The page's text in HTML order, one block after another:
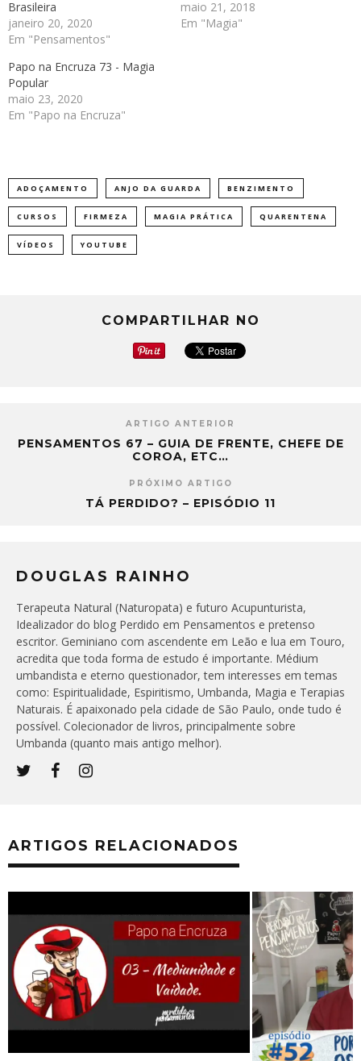
Brasileira
janeiro 20, 2020
Em "Pensamentos"
maio 21, 2018
Em "Magia"
Papo na Encruza 73 - Magia
Popular
maio 23, 2020
Em "Papo na Encruza"
ADOÇAMENTO ANJO DA GUARDA BENZIMENTO
CURSOS FIRMEZA MAGIA PRÁTICA QUARENTENA
VÍDEOS YOUTUBE
COMPARTILHAR NO
ARTIGO ANTERIOR
PENSAMENTOS 67 – GUIA DE FRENTE, CHEFE DE
COROA, ETC…
PRÓXIMO ARTIGO
TÁ PERDIDO? – EPISÓDIO 11
DOUGLAS RAINHO
Terapeuta Natural (Naturopata) e futuro Acupunturista,
Idealizador do blog Perdido em Pensamentos e pretenso
escritor. Geminiano com ascendente em Leão e lua em Touro,
acredita que toda forma de estudo é importante. Médium
umbandista e eterno questionador, tem interesses em temas
como: Espiritualidade, Espiritismo, Umbanda, Magia e Terapias
Naturais. É apaixonado pela cidade de São Paulo, onde tudo é
possível. Colecionador de livros, principalmente sobre
Umbanda (quanto mais antigo melhor).
ARTIGOS RELACIONADOS